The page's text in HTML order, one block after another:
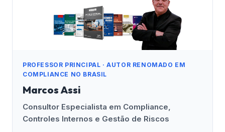
PROFESSOR PRINCIPAL · AUTOR RENOMADO EM
COMPLIANCE NO BRASIL
Marcos Assi
Consultor Especialista em Compliance,
Controles Internos e Gestão de Riscos